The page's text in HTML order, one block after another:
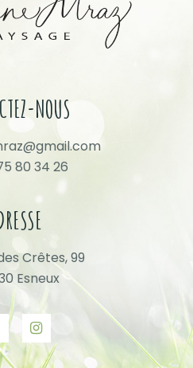
NOUS
80 34 26
Crêtes, 99
Esneux